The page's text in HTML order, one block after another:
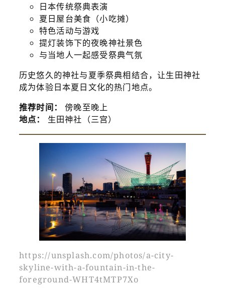
日本传统祭典表演
夏日屋台美食（小吃摊）
特色活动与游戏
提灯装饰下的夜晚神社景色
与当地人一起感受祭典气氛
历史悠久的神社与夏季祭典相结合，让生田神社
成为体验日本夏日文化的热门地点。
推荐时间：
傍晚至晚上
地点：
生田神社（三宫）
https://unsplash.com/photos/a-city-
skyline-with-a-fountain-in-the-
foreground-WHT4tMTP7Xo